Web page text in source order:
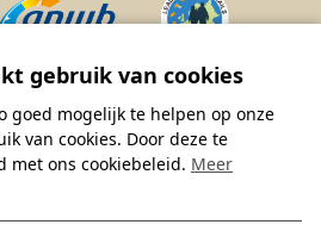
gebruik van cookies
goed mogelijk te helpen op onze
van cookies. Door deze te
met ons cookiebeleid. Meer